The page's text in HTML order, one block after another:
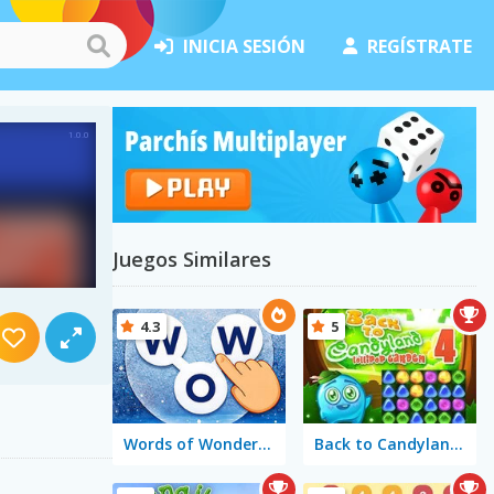
INICIA SESIÓN REGÍSTRATE
Juegos Similares
Words of Wonders - WOW
4.3
Back to Candyland 4: Lollipop Garden
5